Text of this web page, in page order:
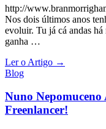
http://
Nos dois últimos anos
evoluir. Tu já cá andas
ganha …
Ler o Artigo →
Blog
Nuno
Freenlancer!